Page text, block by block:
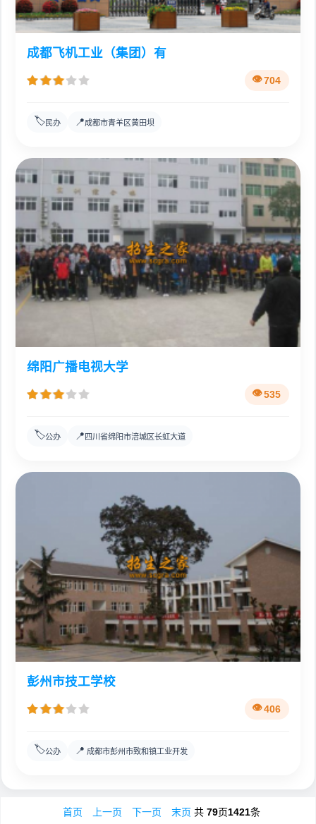
成都飞机工业（集团）有
704
🏷️民办 📍成都市青羊区黄田坝
绵阳广播电视大学
535
🏷️公办 📍四川省绵阳市涪城区长虹大道
彭州市技工学校
406
🏷️公办 📍 成都市彭州市致和镇工业开发
首页 上一页 下一页 末页 共 79页1421条